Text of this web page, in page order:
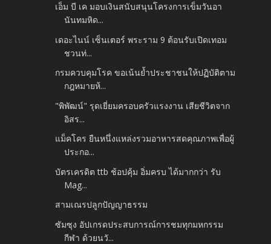
เอ็ม บี เค มอบเงินสนับสนุนโครงการเข็มวันอา
นันทมหิด...
เดอะไนน์ เซ็นเตอร์ พระราม 9 ต้อนรับเปิดเทอม
ชวนท่...
กรมควบคุมโรค ขอเน้นย้ำประชาชนให้ปฏิบัติตาม
กฎหมายห้...
"พิพัฒน์" รุดเยี่ยมครอบครัวแรงงาน เสียชีวิตจาก
อิสร...
แม็คโคร ยืนหนึ่งแหล่งรวมอาหารสดคุณภาพเพื่อผู้
ประกอ...
บัตรเครดิต ttb ช้อปคุ้ม อิ่มครบ ได้มากกว่า รับ
Mag...
สามเณรปลูกปัญญาธรรม
ซัมซุง อัปเกรดประสบการณ์การชมทุกมหกรรม
กีฬา ด้วยนวั...